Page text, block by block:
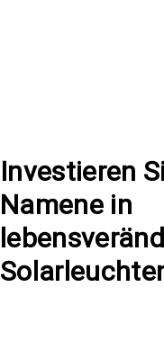
Investieren
Namene in